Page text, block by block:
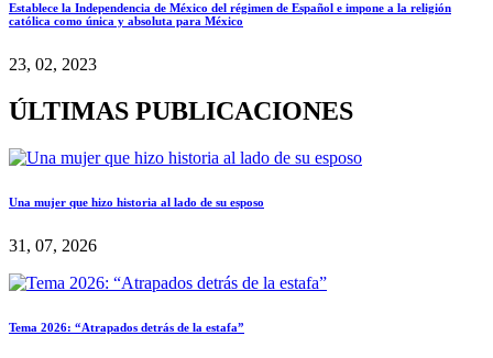
Establece la Independencia de México del régimen de Español e impone a la religión
católica como única y absoluta para México
23, 02, 2023
ÚLTIMAS PUBLICACIONES
Una mujer que hizo historia al lado de su esposo
31, 07, 2026
Tema 2026: “Atrapados detrás de la estafa”